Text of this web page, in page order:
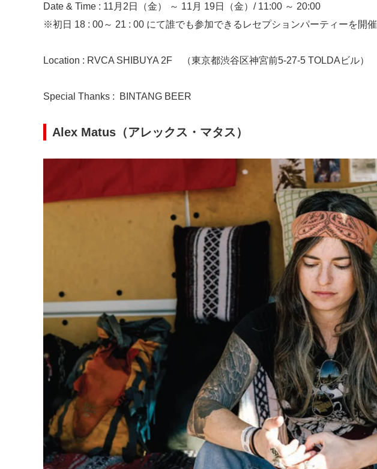
Date & Time : 11月2日（金） ～ 11月 19日（金）/ 11:00 ～ 20:00
※初日 18 : 00～ 21 : 00 にて誰でも参加できるレセプションパーティーを開催
Location : RVCA SHIBUYA 2F （東京都渋谷区神宮前5-27-5 TOLDAビル）
Special Thanks : BINTANG BEER
Alex Matus （アレックス・マタス）